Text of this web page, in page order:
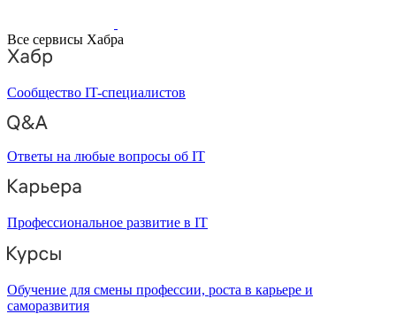
Все сервисы Хабра
Сообщество IT-специалистов
Ответы на любые вопросы об IT
Профессиональное развитие в IT
Обучение для смены профессии, роста в карьере и
саморазвития